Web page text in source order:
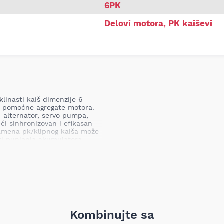
6PK
Delovi motora, PK kaiševi
kaiš dimenzije 6
agregate motora.
alternator, servo pumpa,
sinhronizovan i efikasan
pk/klipnog kaiša može
punjenja akumulatora,
rashladne tečnosti,
uređaja — što u konačnici
poznat po pouzdanim
ovaj pk kaiš jeKombinujte sa